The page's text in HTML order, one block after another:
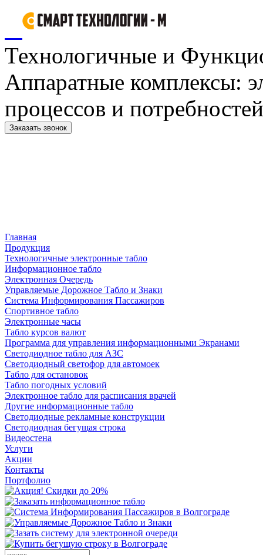
Технологичные и
Аппаратные комплексы:
процессов и
Заказать звонок
Главная
Продукция
Технологичные электронные табло
Информационное табло
Электронная Очередь
Управляемые Дорожное Табло и Знаки
Система Информирования Пассажиров
Спортивное табло
Электронные часы
Табло курсов валют
Программа для управления информационными Экранами
Светодиодное табло для АЗС
Светодиодный светофор для автомоек
Табло для остановок
Табло погодных условий
Электронное табло для расписания врачей
Другие информационные табло
Светодиодные рекламные конструкции
Светодиодная бегущая строка
Видеостена
Услуги
Акции
Контакты
Портфолио